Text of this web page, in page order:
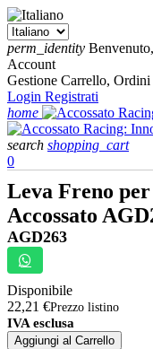
perm_identity
Account
Gestione Carrello, Ordini
Login Registrati
home
search shopping_cart
0
Leva Freno
Accossato
AGD263
Disponibile
22,21 €Prezzo listino
IVA esclusa
Aggiungi al Carrello